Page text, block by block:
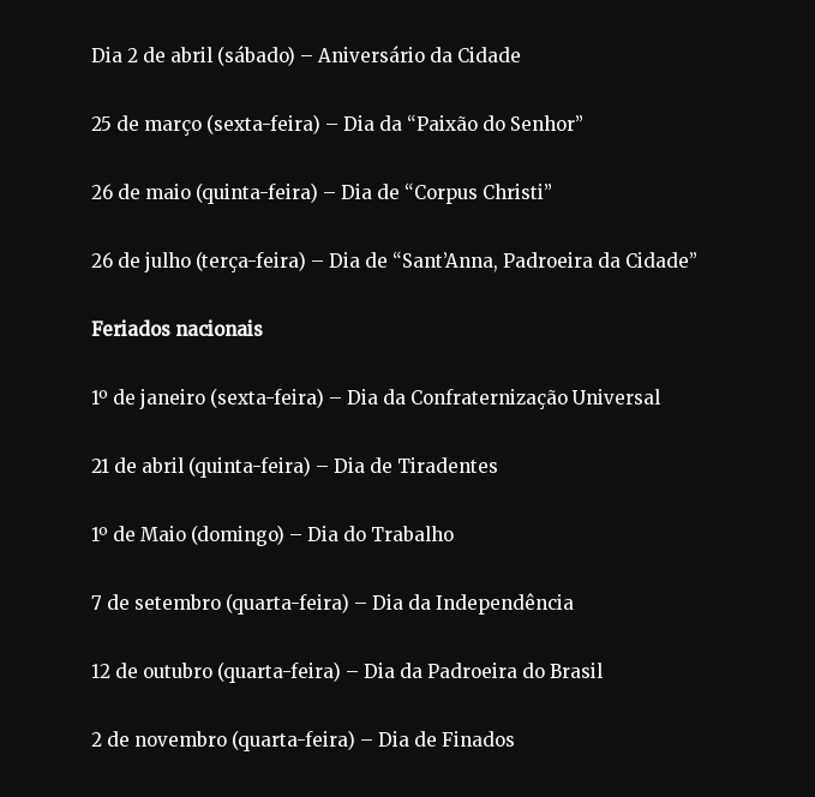
Dia 2 de abril (sábado) – Aniversário da Cidade
25 de março (sexta-feira) – Dia da “Paixão do Senhor”
26 de maio (quinta-feira) – Dia de “Corpus Christi”
26 de julho (terça-feira) – Dia de “Sant’Anna, Padroeira da Cidade”
Feriados nacionais
1º de janeiro (sexta-feira) – Dia da Confraternização Universal
21 de abril (quinta-feira) – Dia de Tiradentes
1º de Maio (domingo) – Dia do Trabalho
7 de setembro (quarta-feira) – Dia da Independência
12 de outubro (quarta-feira) – Dia da Padroeira do Brasil
2 de novembro (quarta-feira) – Dia de Finados